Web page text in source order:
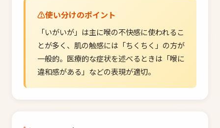
使い分けのポイント
「いがいが」は主に喉の不快感に使われるこ
とが多く、肌の触感には「ちくちく」の方が
一般的。医療的な症状を述べるときは「喉に
違和感がある」などの表現が適切。